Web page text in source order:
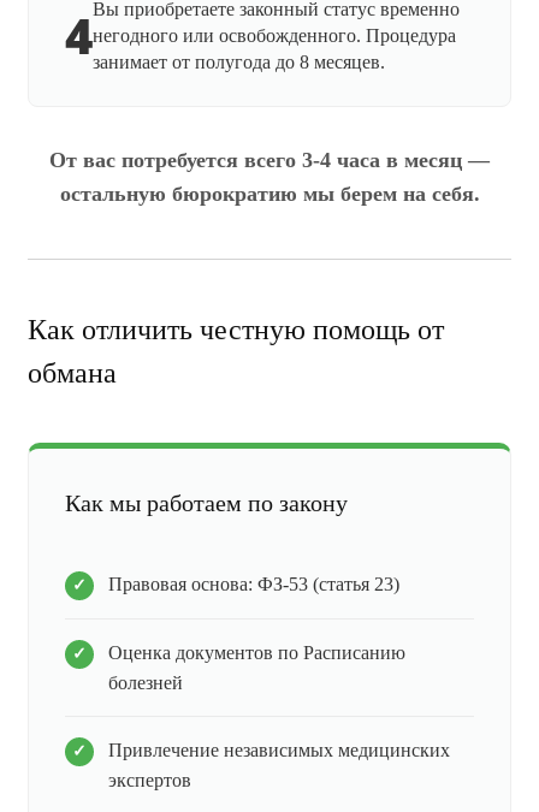
4Вы приобретаете законный статус временно
негодного или освобожденного. Процедура
занимает от полугода до 8 месяцев.
От вас потребуется всего 3-4 часа в месяц —
остальную бюрократию мы берем на себя.
Как отличить честную помощь от
обмана
Как мы работаем по закону
Правовая основа: ФЗ-53 (статья 23)
Оценка документов по Расписанию
болезней
Привлечение независимых медицинских
экспертов